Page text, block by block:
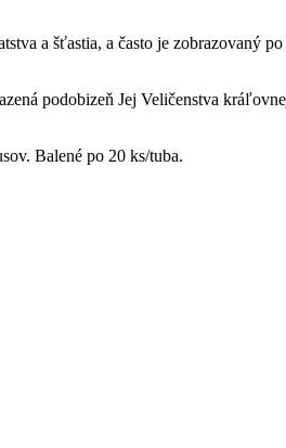
a šťastia, a často je zobrazovaný
podobizeň Jej Veličenstva
Balené po 20 ks/tuba.